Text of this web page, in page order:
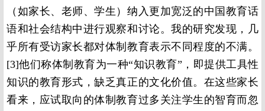
（如家长、老师、学生）纳入更加宽泛的中国教育话
语和社会结构中进行观察和讨论。我的研究发现，几
乎所有受访家长都对体制教育表示不同程度的不满。
[3]他们称体制教育为一种“知识教育”，即提供工具性
知识的教育形式，缺乏真正的文化价值。在这些家长
看来，应试取向的体制教育过多关注学生的智育而忽